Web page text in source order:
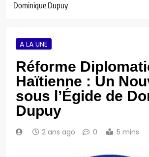
Dominique Dupuy
A LA UNE
Réforme
Haïtienne : Un
sous l’Égide de
Dupuy
2 ans ago 0 5 mins